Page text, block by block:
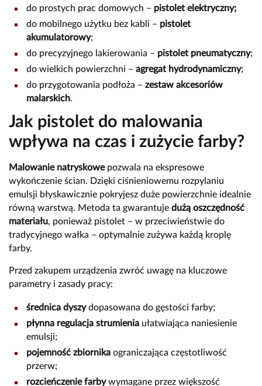
do prostych prac domowych – pistolet elektryczny;
do mobilnego użytku bez kabli – pistolet
akumulatorowy;
do precyzyjnego lakierowania – pistolet pneumatyczny;
do wielkich powierzchni – agregat hydrodynamiczny;
do przygotowania podłoża – zestaw akcesoriów
malarskich.
Jak pistolet do malowania
wpływa na czas i zużycie farby?
Malowanie natryskowepozwala na ekspresowe
wykończenie ścian. Dzięki ciśnieniowemu rozpylaniu
emulsji błyskawicznie pokryjesz duże powierzchnie idealnie
równą warstwą. Metoda ta gwarantuje dużą oszczędność
materiału, ponieważ pistolet – w przeciwieństwie do
tradycyjnego wałka – optymalnie zużywa każdą kroplę
farby.
Przed zakupem urządzenia zwróć uwagę na kluczowe
parametry i zasady pracy:
średnica dyszydopasowana do gęstości farby;
płynna regulacja strumienia ułatwiająca naniesienie
emulsji;
pojemność zbiornika ograniczająca częstotliwość
przerw;
rozcieńczenie farbywymagane przez większość